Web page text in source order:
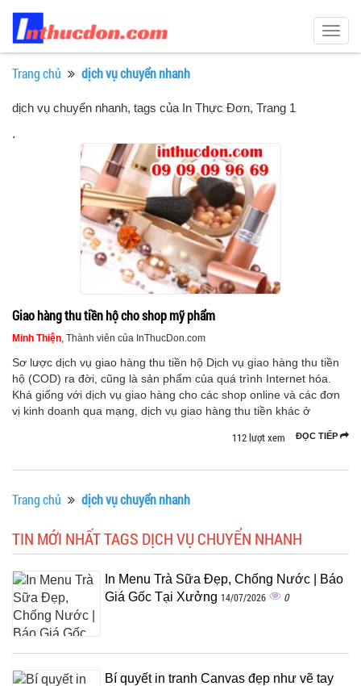
Trang chủ dịch vụ chuyển nhanh
dịch vụ chuyển nhanh, tags của In Thực Đơn, Trang 1
.
Giao hàng thu tiền hộ cho shop mỹ phẩm
Minh Thiện, Thành viên của InThucDon.com
Sơ lược dịch vụ giao hàng thu tiền hộ Dịch vụ giao hàng thu tiền
hộ (COD) ra đời, cũng là sản phẩm của quá trình Internet hóa.
Khá giống với dịch vụ giao hàng cho các shop online và các đơn
vị kinh doanh qua mạng, dịch vụ giao hàng thu tiền khác ở
ĐỌC TIẾP
112 lượt xem
Trang chủ dịch vụ chuyển nhanh
TIN MỚI NHẤT TAGS DỊCH VỤ CHUYỂN NHANH
In Menu Trà Sữa Đẹp, Chống Nước | Báo
Giá Gốc Tại Xưởng 14/07/2026 0
Bí quyết in tranh Canvas đẹp như vẽ tay